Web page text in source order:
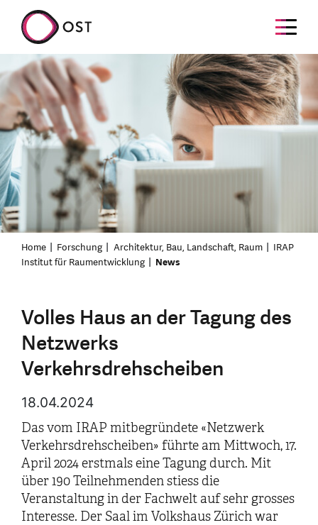
Home Forschung Architektur, Bau, Landschaft, Raum
IRAP
Institut für Raumentwicklung
News
Volles Haus an der Tagung des
Netzwerks
Verkehrsdrehscheiben
18.04.2024
Das vom IRAP mitbegründete «Netzwerk
Verkehrsdrehscheiben» führte am Mittwoch, 17.
April 2024 erstmals eine Tagung durch. Mit
über 190 Teilnehmenden stiess die
Veranstaltung in der Fachwelt auf sehr grosses
Interesse. Der Saal im Volkshaus Zürich war